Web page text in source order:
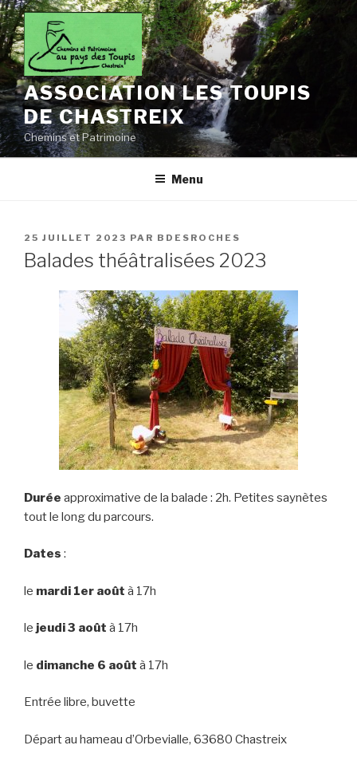
Aller
au
contenu
principal
ASSOCIATION LES TOUPIS
DE CHASTREIX
Chemins et Patrimoine
Menu
PUBLIÉ
LE
25 JUILLET 2023 PAR BDESROCHES
Balades théâtralisées 2023
Durée approximative de la balade : 2h. Petites saynètes
tout le long du parcours.
Dates :
le mardi 1er août à 17h
le jeudi 3 août à 17h
le dimanche 6 août à 17h
Entrée libre, buvette
Départ au hameau d’Orbevialle, 63680 Chastreix